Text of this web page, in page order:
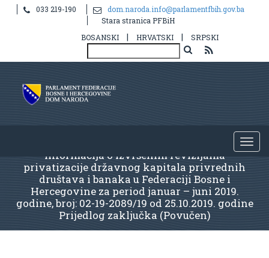
033 219-190
dom.naroda.info@parlamentfbih.gov.ba
Stara stranica PFBiH
BOSANSKI
| HRVATSKI | SRPSKI
Informacija o izvršenim revizijama
privatizacije državnog kapitala privrednih
društava i banaka u Federaciji Bosne i
Hercegovine za period januar – juni 2019.
godine, broj: 02-19-2089/19 od 25.10.2019. godine
Prijedlog zaključka (Povučen)